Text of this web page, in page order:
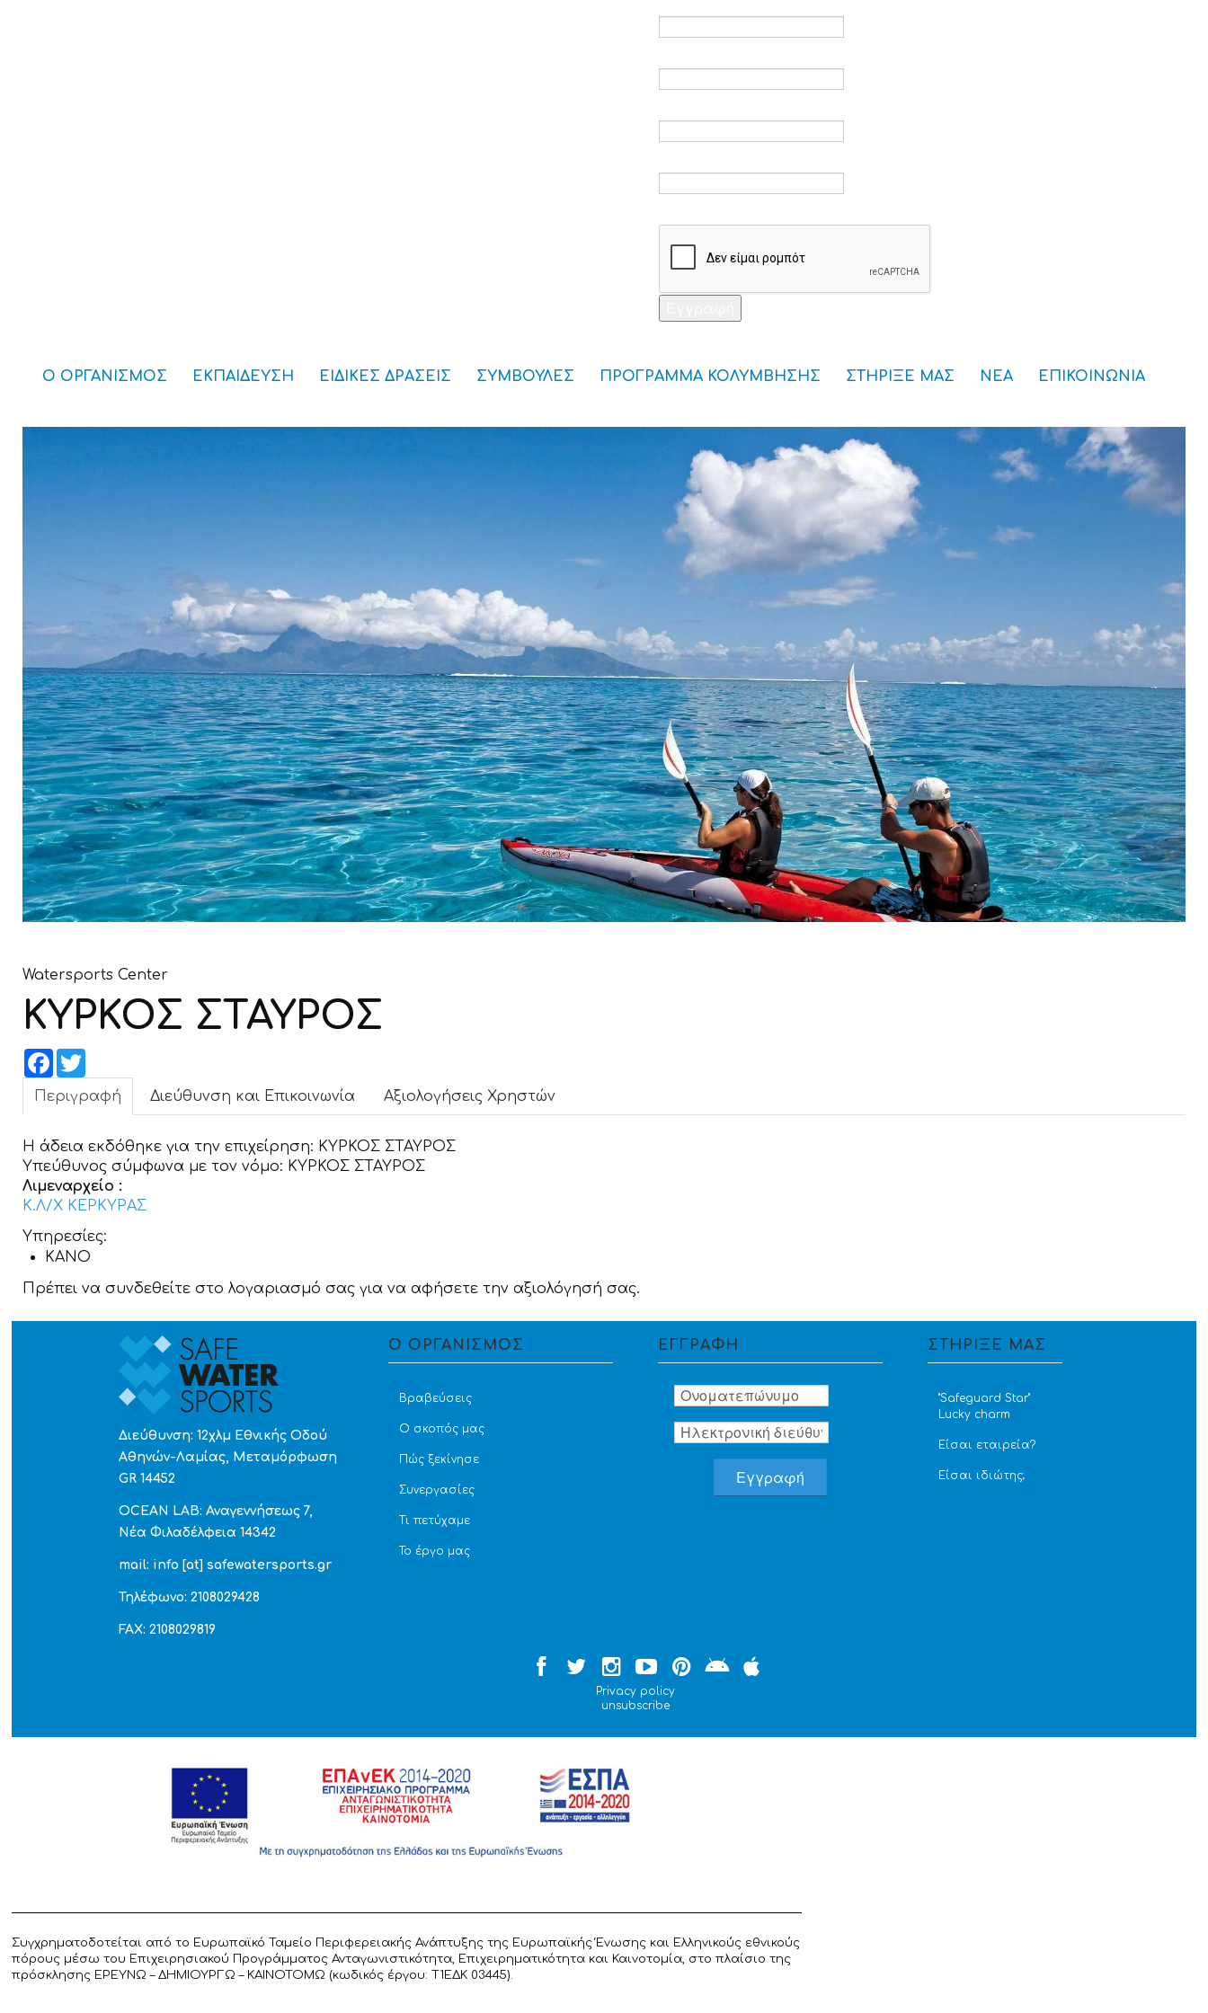
Ο ΟΡΓΑΝΙΣΜΟΣ ΕΚΠΑΙΔΕΥΣΗ ΕΙΔΙΚΕΣ ΔΡΑΣΕΙΣ ΣΥΜΒΟΥΛΕΣ ΠΡΟΓΡΑΜΜΑ ΚΟΛΥΜΒΗΣΗΣ ΣΤΗΡΙΞΕ ΜΑΣ ΝΕΑ ΕΠΙΚΟΙΝΩΝΙΑ
Watersports Center
ΚΥΡΚΟΣ ΣΤΑΥΡΟΣ
Facebook
Twitter
Περιγραφή Διεύθυνση και Επικοινωνία Αξιολογήσεις Χρηστών
Η άδεια εκδόθηκε για την επιχείρηση: ΚΥΡΚΟΣ ΣΤΑΥΡΟΣ
Υπεύθυνος σύμφωνα με τον νόμο: ΚΥΡΚΟΣ ΣΤΑΥΡΟΣ
Λιμεναρχείο :
Κ.Λ/Χ ΚΕΡΚΥΡΑΣ
Υπηρεσίες:
KANO
Πρέπει να συνδεθείτε στο λογαριασμό σας για να αφήσετε την αξιολόγησή σας.
Διεύθυνση: 12χλμ Εθνικής Οδού
Αθηνών-Λαμίας, Μεταμόρφωση
GR 14452
OCEAN LAB: Αναγεννήσεως 7,
Νέα Φιλαδέλφεια 14342
mail: info [at] safewatersports.gr
Τηλέφωνο: 2108029428
FAX: 2108029819
Ο ΟΡΓΑΝΙΣΜΟΣ
Βραβεύσεις
Ο σκοπός μας
Πώς ξεκίνησε
Συνεργασίες
Τι πετύχαμε
Το έργο μας
ΕΓΓΡΑΦΗ ΣΤΗΡΙΞΕ ΜΑΣ
''Safeguard Star''
Lucky charm
Είσαι εταιρεία?
Είσαι ιδιώτης;
Privacy policy
unsubscribe
Συγχρηματοδοτείται από το Ευρωπαϊκό Ταμείο Περιφερειακής Ανάπτυξης της Ευρωπαϊκής Ένωσης και Ελληνικούς εθνικούς
πόρους μέσω του Επιχειρησιακού Προγράμματος Ανταγωνιστικότητα, Επιχειρηματικότητα και Καινοτομία, στο πλαίσιο της
πρόσκλησης ΕΡΕΥΝΩ – ΔΗΜΙΟΥΡΓΩ – ΚΑΙΝΟΤΟΜΩ (κωδικός έργου: T1ΕΔΚ 03445).